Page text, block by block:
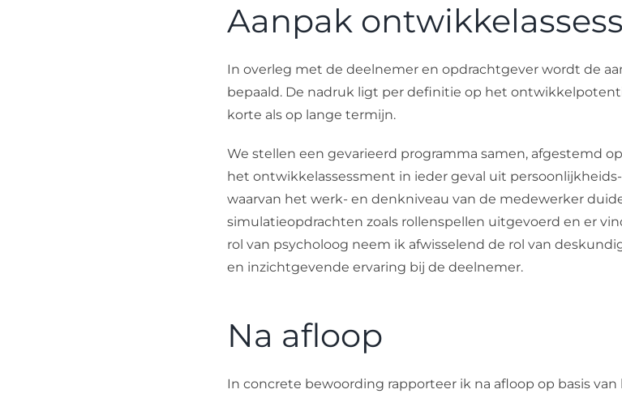
Aanpak
In overleg met de deelnemer en opdrachtgever wordt de
bepaald. De nadruk ligt per definitie op het
korte als op lange termijn.
We stellen een gevarieerd programma samen, afgestemd
het ontwikkelassessment in ieder geval uit
waarvan het werk- en denkniveau van de medewerker
simulatieopdrachten zoals rollenspellen uitgevoerd en er
rol van psycholoog neem ik afwisselend de rol van
en inzichtgevende ervaring bij de deelnemer.
Na afloop
In concrete bewoording rapporteer ik na afloop op basis